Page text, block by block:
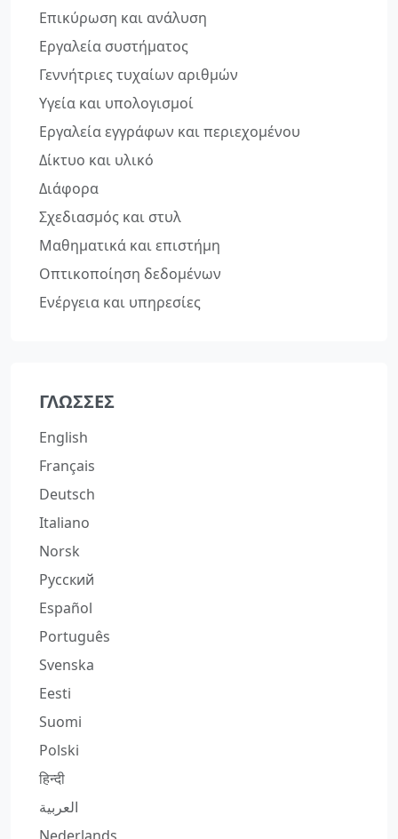
Επικύρωση και ανάλυση
Εργαλεία συστήματος
Γεννήτριες τυχαίων αριθμών
Υγεία και υπολογισμοί
Εργαλεία εγγράφων και περιεχομένου
Δίκτυο και υλικό
Διάφορα
Σχεδιασμός και στυλ
Μαθηματικά και επιστήμη
Οπτικοποίηση δεδομένων
Ενέργεια και υπηρεσίες
ΓΛΏΣΣΕΣ
English
Français
Deutsch
Italiano
Norsk
Русский
Español
Português
Svenska
Eesti
Suomi
Polski
हिन्दी
العربية